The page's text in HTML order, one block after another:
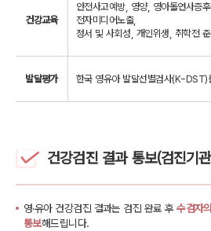
건강교육
안전사고예방, 영양, 영아돌연사증
전자미디어노출,
정서 및 사회성, 개인위생, 취학전
발달평가 한국 영유아 발달선별검사(K-DST)
건강검진 결과 통보(검진기
영·유아 건강검진 결과는 검진 완료 후수검자
통보해드립니다.